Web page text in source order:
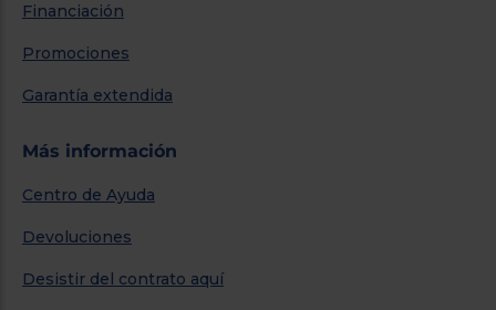
Financiación
Promociones
Garantía extendida
Más información
Centro de Ayuda
Devoluciones
Desistir del contrato aquí